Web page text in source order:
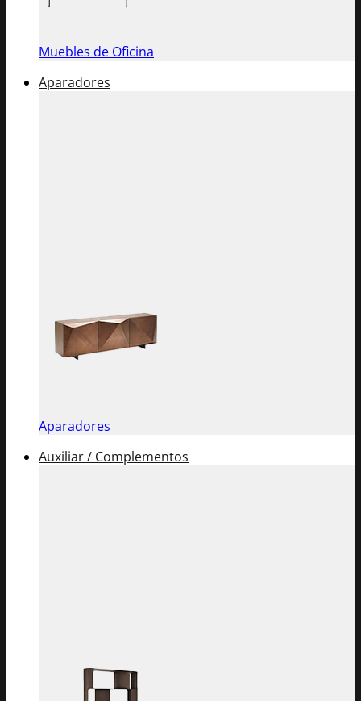
Muebles de Oficina
Aparadores
Aparadores
Auxiliar / Complementos